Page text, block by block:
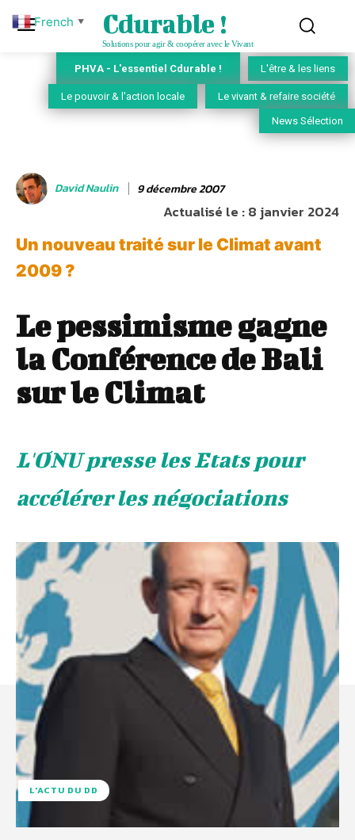
Cdurable !
Solutions pour agir & coopérer avec le Vivant
PHVA - L'essentiel Cdurable ! L'être & les liens
Le pouvoir & l'action locale Le vivant & refaire société
News Sélection
David Naulin 9 décembre 2007
Actualisé le :8 janvier 2024
Un nouveau traité sur le Climat avant
2009 ?
Le pessimisme gagne
la Conférence de Bali
sur le Climat
L'ONU presse les Etats pour
accélérer les négociations
L'ACTU DU DD
French ▼